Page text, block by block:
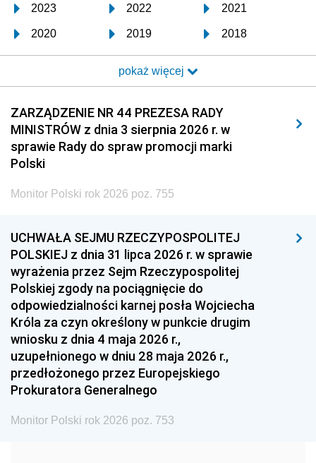
2023 2022 2021
2020 2019 2018
2017 2016 2015
2014 2013 2012
2011 2010 2009
2008 2007 2006
2005
1996 1995 1994
1993 1992 1991
1990 1989
1987 1986 1985
1984 1983
1981 1980 1979
1978 1977
1975 1974
pokaż więcej
ZARZĄDZENIE NR 44 PREZESA RADY
MINISTRÓW z dnia 3 sierpnia 2026 r. w
sprawie Rady do spraw promocji marki
Polski
Monitor Polski rok 2026 poz. 755
UCHWAŁA SEJMU RZECZYPOSPOLITEJ
POLSKIEJ z dnia 31 lipca 2026 r. w sprawie
wyrażenia przez Sejm Rzeczypospolitej
Polskiej zgody na pociągnięcie do
odpowiedzialności karnej posła Wojciecha
Króla za czyn określony w punkcie drugim
wniosku z dnia 4 maja 2026 r.,
uzupełnionego w dniu 28 maja 2026 r.,
przedłożonego przez Europejskiego
Prokuratora Generalnego
Monitor Polski rok 2026 poz. 753